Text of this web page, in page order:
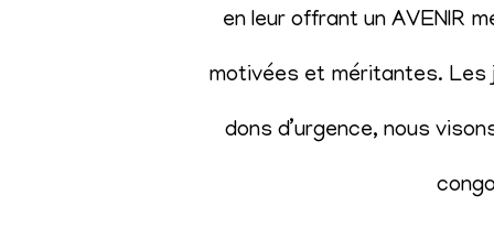
en leur offrant un AVENIR
motivées et méritantes. Les
dons d’urgence, nous